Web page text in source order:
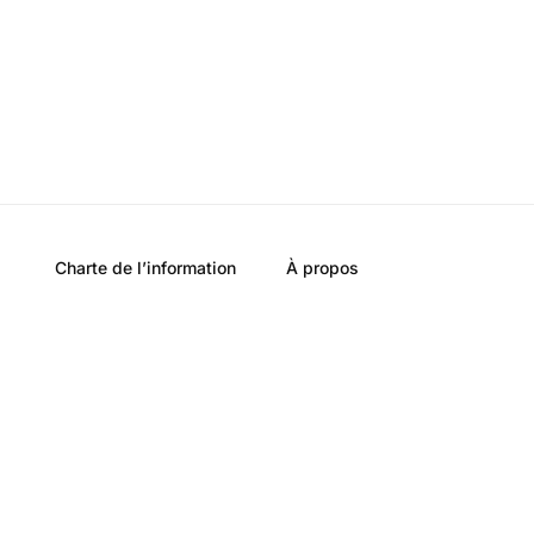
Charte de l’information À propos